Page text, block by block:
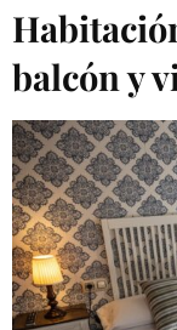
balcón y